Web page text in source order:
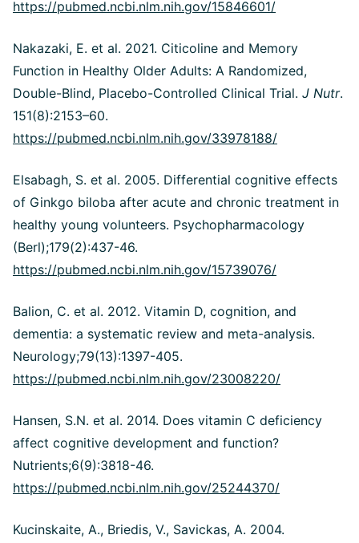
https://pubmed.ncbi.nlm.nih.gov/15846601/
Nakazaki, E. et al. 2021. Citicoline and Memory
Function in Healthy Older Adults: A Randomized,
Double-Blind, Placebo-Controlled Clinical Trial. J Nutr.
151(8):2153–60.
https://pubmed.ncbi.nlm.nih.gov/33978188/
Elsabagh, S. et al. 2005. Differential cognitive effects
of Ginkgo biloba after acute and chronic treatment in
healthy young volunteers. Psychopharmacology
(Berl);179(2):437-46.
https://pubmed.ncbi.nlm.nih.gov/15739076/
Balion, C. et al. 2012. Vitamin D, cognition, and
dementia: a systematic review and meta-analysis.
Neurology;79(13):1397-405.
https://pubmed.ncbi.nlm.nih.gov/23008220/
Hansen, S.N. et al. 2014. Does vitamin C deficiency
affect cognitive development and function?
Nutrients;6(9):3818-46.
https://pubmed.ncbi.nlm.nih.gov/25244370/
Kucinskaite, A., Briedis, V., Savickas, A. 2004.